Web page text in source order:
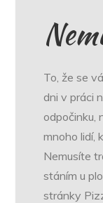
To, že se
dni v práci
odpočinku,
mnoho lidí,
Nemusíte
stáním u
stránky